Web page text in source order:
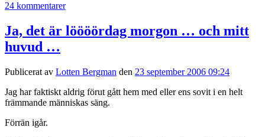
24 kommentarer
Ja, det är löööördag morgon … och mitt
huvud …
Publicerat av Lotten Bergman den 23 september 2006 09:24
Jag har faktiskt aldrig förut gått hem med eller ens sovit i en helt
främmande människas säng.
Förrän igår.